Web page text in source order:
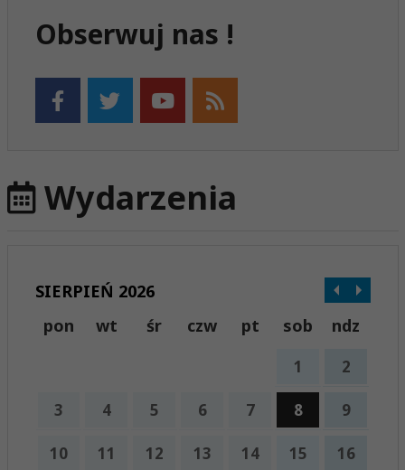
Obserwuj nas !
Wydarzenia
SIERPIEŃ 2026
pon
wt śr czw pt sob ndz
1 2
3 4 5 6 7 8 9
10 11 12 13 14 15 16